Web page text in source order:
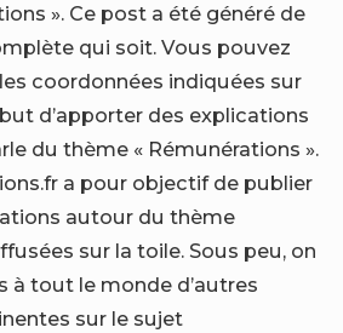
». Ce post a été généré de
qui soit. Vous pouvez
coordonnées indiquées sur
d’apporter des explications
du thème « Rémunérations ».
a pour objectif de publier
autour du thème
sur la toile. Sous peu, on
à tout le monde d’autres
sur le sujet